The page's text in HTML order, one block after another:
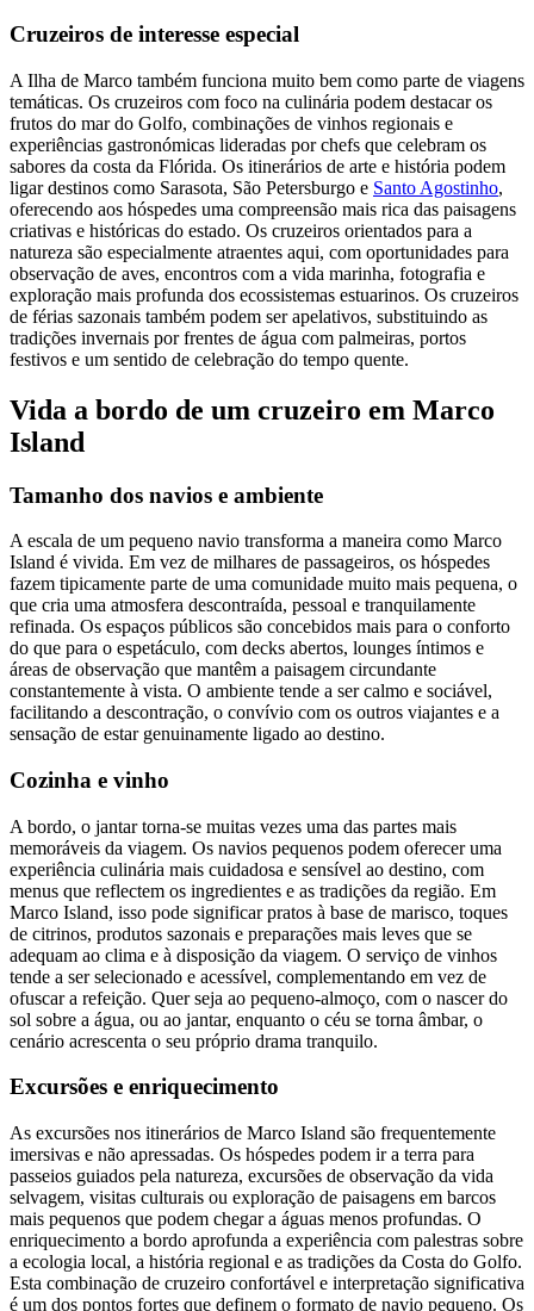
Cruzeiros de interesse especial
A Ilha de Marco também funciona muito bem como parte de viagens
temáticas. Os cruzeiros com foco na culinária podem destacar os
frutos do mar do Golfo, combinações de vinhos regionais e
experiências gastronómicas lideradas por chefs que celebram os
sabores da costa da Flórida. Os itinerários de arte e história podem
ligar destinos como Sarasota, São Petersburgo e Santo Agostinho,
oferecendo aos hóspedes uma compreensão mais rica das paisagens
criativas e históricas do estado. Os cruzeiros orientados para a
natureza são especialmente atraentes aqui, com oportunidades para
observação de aves, encontros com a vida marinha, fotografia e
exploração mais profunda dos ecossistemas estuarinos. Os cruzeiros
de férias sazonais também podem ser apelativos, substituindo as
tradições invernais por frentes de água com palmeiras, portos
festivos e um sentido de celebração do tempo quente.
Vida a bordo de um cruzeiro em Marco
Island
Tamanho dos navios e ambiente
A escala de um pequeno navio transforma a maneira como Marco
Island é vivida. Em vez de milhares de passageiros, os hóspedes
fazem tipicamente parte de uma comunidade muito mais pequena, o
que cria uma atmosfera descontraída, pessoal e tranquilamente
refinada. Os espaços públicos são concebidos mais para o conforto
do que para o espetáculo, com decks abertos, lounges íntimos e
áreas de observação que mantêm a paisagem circundante
constantemente à vista. O ambiente tende a ser calmo e sociável,
facilitando a descontração, o convívio com os outros viajantes e a
sensação de estar genuinamente ligado ao destino.
Cozinha e vinho
A bordo, o jantar torna-se muitas vezes uma das partes mais
memoráveis da viagem. Os navios pequenos podem oferecer uma
experiência culinária mais cuidadosa e sensível ao destino, com
menus que reflectem os ingredientes e as tradições da região. Em
Marco Island, isso pode significar pratos à base de marisco, toques
de citrinos, produtos sazonais e preparações mais leves que se
adequam ao clima e à disposição da viagem. O serviço de vinhos
tende a ser selecionado e acessível, complementando em vez de
ofuscar a refeição. Quer seja ao pequeno-almoço, com o nascer do
sol sobre a água, ou ao jantar, enquanto o céu se torna âmbar, o
cenário acrescenta o seu próprio drama tranquilo.
Excursões e enriquecimento
As excursões nos itinerários de Marco Island são frequentemente
imersivas e não apressadas. Os hóspedes podem ir a terra para
passeios guiados pela natureza, excursões de observação da vida
selvagem, visitas culturais ou exploração de paisagens em barcos
mais pequenos que podem chegar a águas menos profundas. O
enriquecimento a bordo aprofunda a experiência com palestras sobre
a ecologia local, a história regional e as tradições da Costa do Golfo.
Esta combinação de cruzeiro confortável e interpretação significativa
é um dos pontos fortes que definem o formato de navio pequeno. Os